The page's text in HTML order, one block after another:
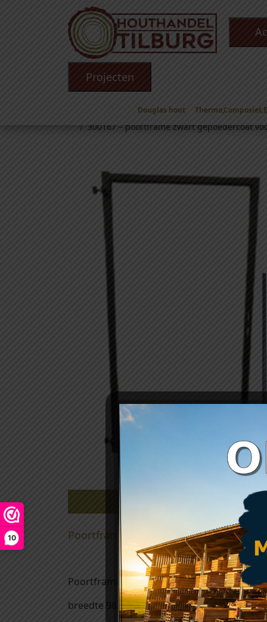
10
Projecten
Douglas hout
Toebehoren/ Poortframes/
/ 300167 – poortframe zwart gepoedercoat
Beschrijving
Poortframe zwart gepoedercoat voor
Poortframe zwart (gepoedercoat) voor
breedte 985mm || hoogte 1900mm